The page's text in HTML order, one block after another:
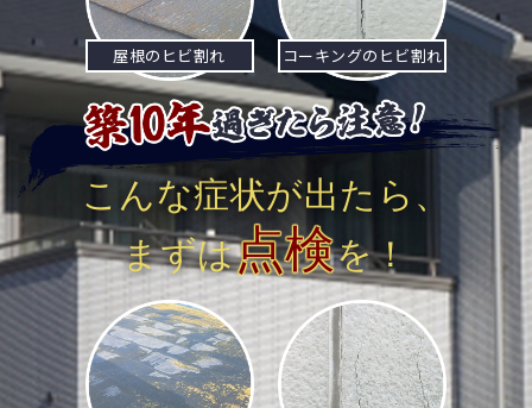
ー
シ
ョ
ン
屋根のヒビ割れ コーキングのヒビ割れ
こんな症状が出たら、
まずは点検を！